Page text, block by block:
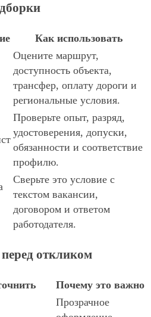
Как использовать
Оцените маршрут,
доступность объекта,
трансфер, оплату дороги и
региональные условия.
Проверьте опыт, разряд,
удостоверения, допуски,
обязанности и соответствие
профилю.
Сверьте это условие с
текстом вакансии,
договором и ответом
работодателя.
откликом
Почему это важно
Прозрачное